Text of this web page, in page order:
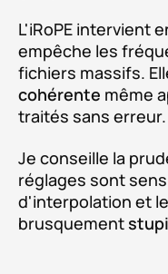
L'iRoPE intervient
empêche les
fichiers massifs.
cohérente même
traités sans erreur.
Je conseille la
réglages sont
d'interpolation et
brusquement